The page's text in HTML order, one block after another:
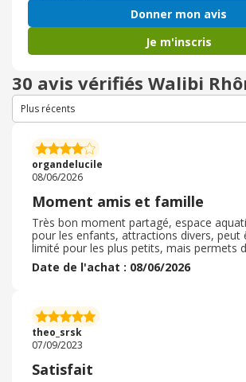
Donner mon avis
Je m'inscris
30 avis vérifiés Walibi
organdelucile
08/06/2026
Moment amis et famille
Très bon moment partagé, espace
pour les enfants, attractions divers, peut
limité pour les plus petits, mais permets
agréable moment, air de pic nic à
parking, parking plutôt ombragé, bonne
enfant, walibi c’est parfait! Je
pic nic lors de votre visite. A faire en
amis
Date de l'achat : 08/06/2026
theo_srsk
07/09/2023
Satisfait